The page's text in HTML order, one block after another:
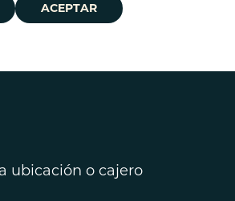
ACEPTAR
ubicación o cajero